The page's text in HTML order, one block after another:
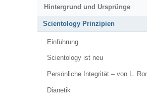
Hintergrund und Ursprünge
Scientology Prinzipien
Einführung
Scientology ist neu
Persönliche Integrität – von L.
Dianetik